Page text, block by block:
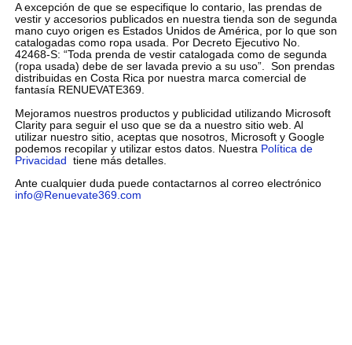
A excepción de que se especifique lo contario, las prendas de
vestir y accesorios publicados en nuestra tienda son de segunda
mano cuyo origen es Estados Unidos de América, por lo que son
catalogadas como ropa usada. Por Decreto Ejecutivo No.
42468-S: “Toda prenda de vestir catalogada como de segunda
(ropa usada) debe de ser lavada previo a su uso”. Son prendas
distribuidas en Costa Rica por nuestra marca comercial de
fantasía RENUEVATE369.
Mejoramos nuestros productos y publicidad utilizando Microsoft
Clarity para seguir el uso que se da a nuestro sitio web. Al
utilizar nuestro sitio, aceptas que nosotros, Microsoft y Google
podemos recopilar y utilizar estos datos. Nuestra Política de
Privacidad tiene más detalles.
Ante cualquier duda puede contactarnos al correo electrónico
info@Renuevate369.com